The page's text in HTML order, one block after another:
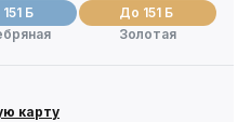
Б
До 151 Б
Золотая
карту